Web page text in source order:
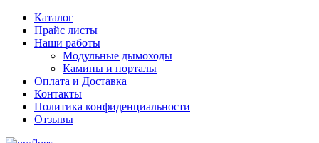
Каталог
Прайс листы
Наши работы
Модульные дымоходы
Камины и порталы
Оплата и Доставка
Контакты
Политика конфиденциальности
Отзывы